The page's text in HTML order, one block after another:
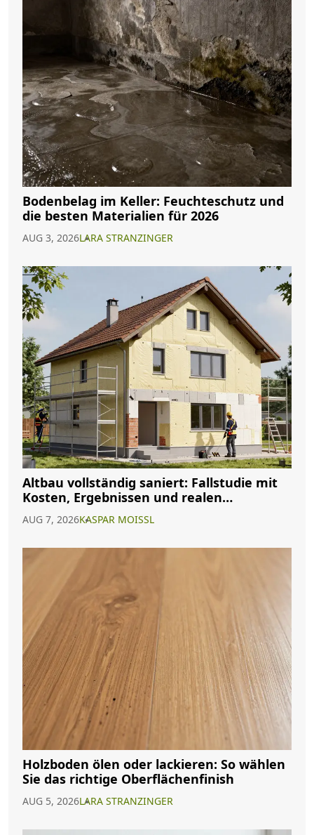
Bodenbelag im Keller: Feuchteschutz und
die besten Materialien für 2026
AUG 3, 2026LARA STRANZINGER
Altbau vollständig saniert: Fallstudie mit
Kosten, Ergebnissen und realen
AUG 7, 2026KASPAR MOISSL
Holzboden ölen oder lackieren: So wählen
Sie das richtige Oberflächenfinish
AUG 5, 2026LARA STRANZINGER